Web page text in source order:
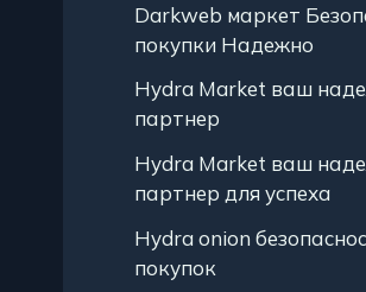
Darkweb маркет
покупки Надежно
Hydra Market ваш
партнер
Hydra Market ваш
партнер для успеха
Hydra onion
покупок